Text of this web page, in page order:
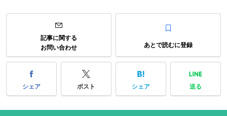
記事に関する
お問い合わせ
あとで読むに登録
シェア ポスト シェア 送る